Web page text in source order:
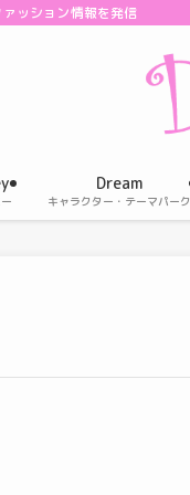
ッション情報を発信
Dream
キャラクター・テーマパーク